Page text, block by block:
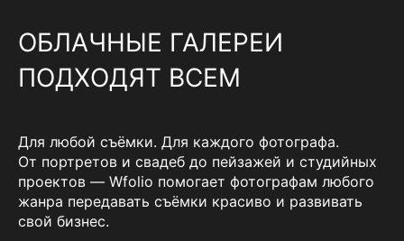
ОБЛАЧНЫЕ ГАЛЕРЕИ
ПОДХОДЯТ ВСЕМ
Для любой съёмки. Для каждого фотографа.
От портретов и свадеб до пейзажей и студийных
проектов — Wfolio помогает фотографам любого
жанра передавать съёмки красиво и развивать
свой бизнес.